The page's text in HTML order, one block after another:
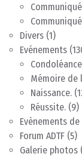
Divers (1)
Evénements
Mémoire de
Naissance.
Réussite. (9)
Evènements de
Forum ADTF (5)
Galerie photos